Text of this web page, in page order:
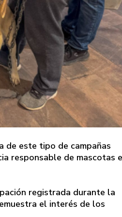
de este tipo de campañas
responsable de mascotas
registrada durante la
el interés de los